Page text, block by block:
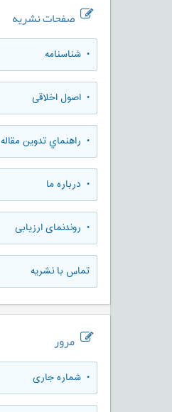
صفحات نشریه
• شناسنامه
• اصول اخلاقی
• راهنماي تدوين مقاله
• درباره ما
• روندنمای ارزيابی
تماس با نشریه
مرور
• شماره جاری